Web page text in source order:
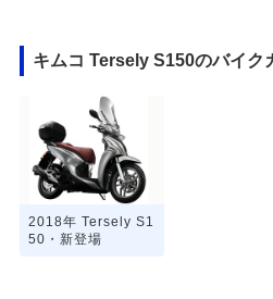
キムコ Tersely S150のバイク
2018年 Tersely S1
50・新登場